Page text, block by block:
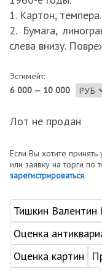
1. Картон,
2. Бумага,
слева внизу.
Эстимейт:
6 000 — 10 000
Лот не продан
Если Вы хотите принять
или заявку на торги
зарегистрироваться.
Тишкин Валентин
Оценка
Оценка картин